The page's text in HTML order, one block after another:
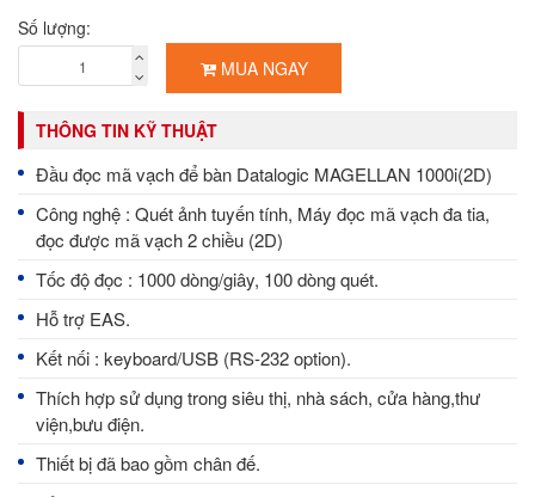
Số lượng:
MUA NGAY
THÔNG TIN KỸ THUẬT
Đầu đọc mã vạch để bàn Datalogic MAGELLAN 1000i(2D)
Công nghệ : Quét ảnh tuyến tính, Máy đọc mã vạch đa tia,
đọc được mã vạch 2 chiều (2D)
Tốc độ đọc : 1000 dòng/giây, 100 dòng quét.
Hỗ trợ EAS.
Kết nối : keyboard/USB (RS-232 option).
Thích hợp sử dụng trong siêu thị, nhà sách, cửa hàng,thư
viện,bưu điện.
Thiết bị đã bao gồm chân đế.